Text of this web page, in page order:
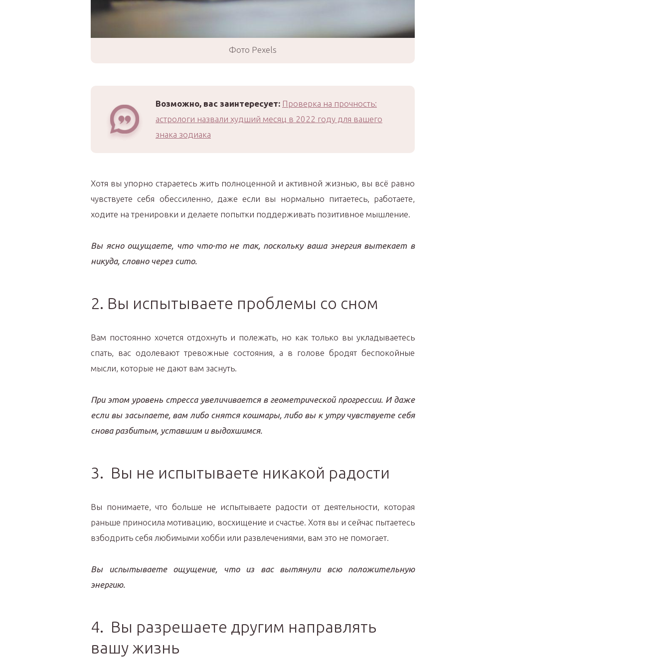
Фото Pexels
Возможно, вас заинтересует: Проверка на прочность:
астрологи назвали худший месяц в 2022 году для вашего
знака зодиака
Хотя вы упорно стараетесь жить полноценной и активной жизнью, вы всё равно
чувствуете себя обессиленно, даже если вы нормально питаетесь, работаете,
ходите на тренировки и делаете попытки поддерживать позитивное мышление.
Вы ясно ощущаете, что что-то не так, поскольку ваша энергия вытекает в
никуда, словно через сито.
2. Вы испытываете проблемы со сном
Вам постоянно хочется отдохнуть и полежать, но как только вы укладываетесь
спать, вас одолевают тревожные состояния, а в голове бродят беспокойные
мысли, которые не дают вам заснуть.
При этом уровень стресса увеличивается в геометрической прогрессии. И даже
если вы засыпаете, вам либо снятся кошмары, либо вы к утру чувствуете себя
снова разбитым, уставшим и выдохшимся.
3. Вы не испытываете никакой радости
Вы понимаете, что больше не испытываете радости от деятельности, которая
раньше приносила мотивацию, восхищение и счастье. Хотя вы и сейчас пытаетесь
взбодрить себя любимыми хобби или развлечениями, вам это не помогает.
Вы испытываете ощущение, что из вас вытянули всю положительную
энергию.
4. Вы разрешаете другим направлять
вашу жизнь